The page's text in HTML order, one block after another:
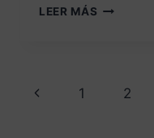
LEER MÁS
1 2